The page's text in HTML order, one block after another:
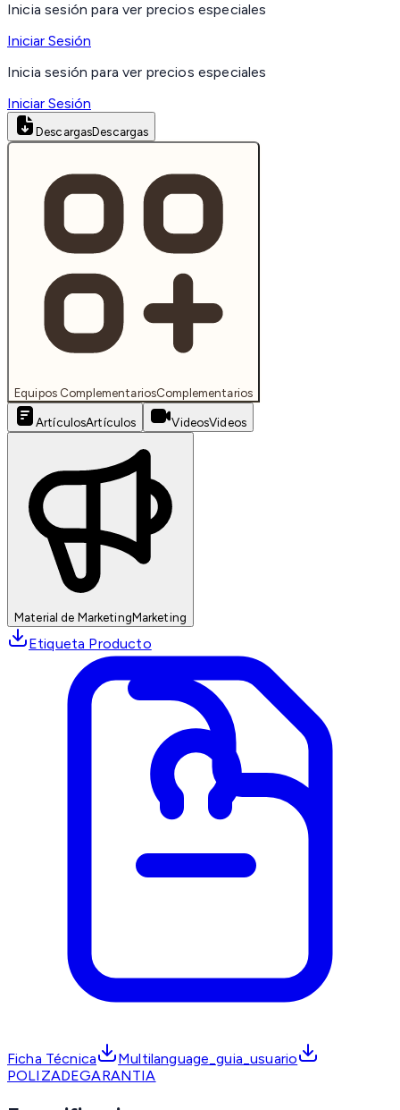
Inicia sesión para ver precios especiales
Iniciar Sesión
Inicia sesión para ver precios especiales
Iniciar Sesión
DescargasDescargas
Equipos ComplementariosComplementarios
ArtículosArtículos VideosVideos
Material de MarketingMarketing
Etiqueta Producto
Ficha Técnica
Multilanguage_guia_usuario
POLIZADEGARANTIA